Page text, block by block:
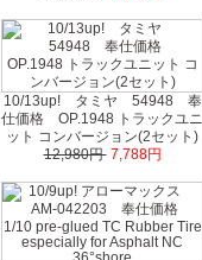
10/13up! タミヤ 54948 奉
仕価格 OP.1948 トラックユニ
ット コンバージョン(2セット)
12,980円 7,788円